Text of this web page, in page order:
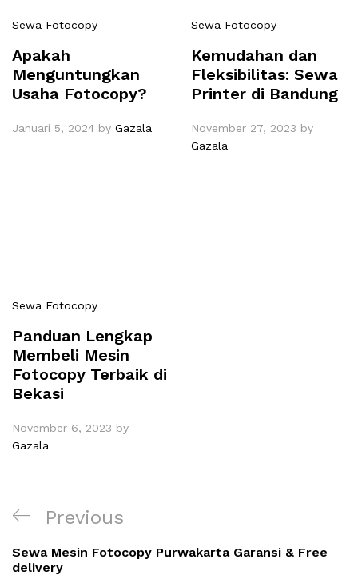
Sewa Fotocopy
Apakah
Menguntungkan
Usaha Fotocopy?
Januari 5, 2024 by Gazala
Sewa Fotocopy
Kemudahan dan
Fleksibilitas: Sewa
Printer di Bandung
November 27, 2023 by
Gazala
Sewa Fotocopy
Panduan Lengkap
Membeli Mesin
Fotocopy Terbaik di
Bekasi
November 6, 2023 by
Gazala
Navigasi
pos
Previous
Post
Previous
Sewa Mesin Fotocopy Purwakarta Garansi & Free
delivery